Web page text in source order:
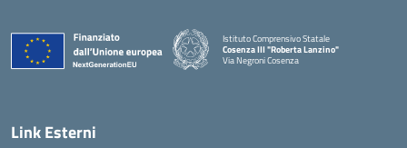
Istituto Comprensivo Statale
Cosenza III "Roberta Lanzino"
Via Negroni Cosenza
— Visita la pagina iniziale della scuola
Link Esterni